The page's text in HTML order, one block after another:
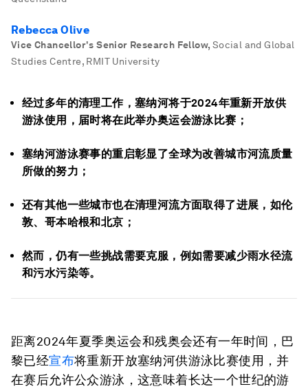
Rebecca Olive
Vice Chancellor's Senior Research Fellow, Social and Global
Studies Centre, RMIT University
经过多年的清理工作，塞纳河将于2024年重新开放供
游泳使用，届时将在此举办奥运会游泳比赛；
塞纳河游泳赛事的重启彰显了全球为改善城市河流质量
所做的努力；
还有其他一些城市也在清理河流方面取得了进展，如伦
敦、哥本哈根和北京；
然而，仍有一些挑战需要克服，例如需要减少雨水径流
和污水污染等。
距离2024年夏季奥运会和残奥会还有一年时间，巴
黎已经宣布将重新开放塞纳河供游泳比赛使用，并
在赛后允许公众游泳，这意味着长达一个世纪的游